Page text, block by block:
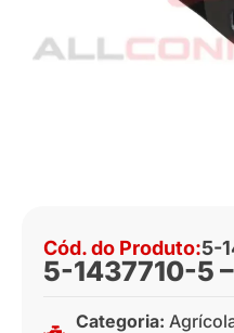
Cód. do Produto:5-
5-1437710-5
Categoria: